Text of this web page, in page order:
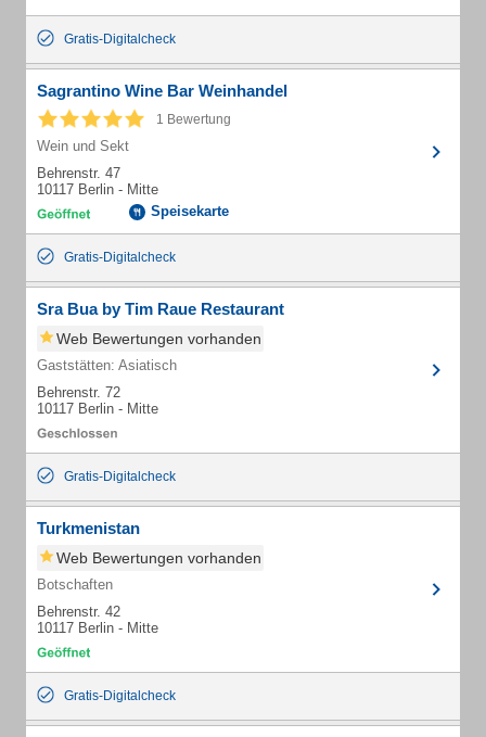
Gratis-Digitalcheck
Sagrantino Wine Bar Weinhandel
1 Bewertung
Wein und Sekt
Behrenstr. 47
10117 Berlin - Mitte
Speisekarte
Gratis-Digitalcheck
Sra Bua by Tim Raue Restaurant
Web Bewertungen vorhanden
Gaststätten: Asiatisch
Behrenstr. 72
10117 Berlin - Mitte
Gratis-Digitalcheck
Turkmenistan
Web Bewertungen vorhanden
Botschaften
Behrenstr. 42
10117 Berlin - Mitte
Gratis-Digitalcheck